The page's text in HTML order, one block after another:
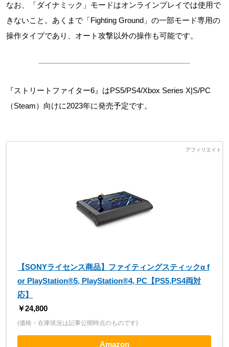
なお、「ダイナミック」モードはオンラインプレイでは使用で
きないこと。あくまで「Fighting Ground」の一部モード専用の
操作タイプであり、オート攻撃以外の操作も可能です。
『ストリートファイター6』はPS5/PS4/Xbox Series X|S/PC
（Steam）向けに2023年に発売予定です。
【SONYライセンス商品】ファイティングスティックα f
or PlayStation®5, PlayStation®4, PC【PS5,PS4両対
応】
￥24,800
(価格・在庫状況は記事公開時点のものです)
Amazon